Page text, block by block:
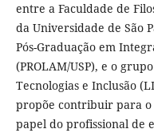
entre a Faculdade de
da Universidade de São
Pós-Graduação em
(PROLAM/USP), e o
Tecnologias e Inclusão
propõe contribuir para o
papel do profissional de